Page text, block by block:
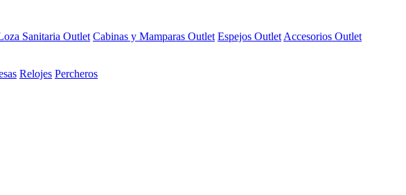
Sanitaria Outlet Cabinas y Mamparas Outlet Espejos Outlet Accesorios Outlet
Relojes Percheros